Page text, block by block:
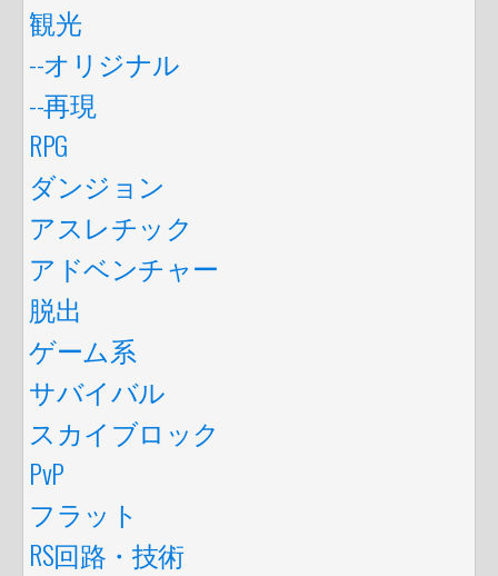
観光
--オリジナル
--再現
RPG
ダンジョン
アスレチック
アドベンチャー
脱出
ゲーム系
サバイバル
スカイブロック
PvP
フラット
RS回路・技術